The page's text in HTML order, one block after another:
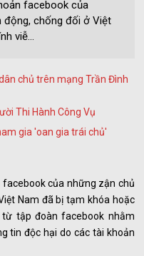
facebook của
động, chống đối ở Việt
viễ...
chủ trên mạng Trần Đình
Thi Hành Công Vụ
gia 'oan gia trái chủ'
của những zận chủ
Nam đã bị tạm khóa hoặc
tập đoàn facebook nhằm
tin độc hại do các tài khoản